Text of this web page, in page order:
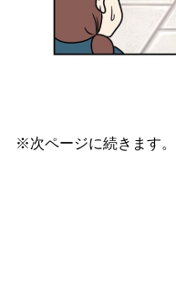
※次ページに続きます。